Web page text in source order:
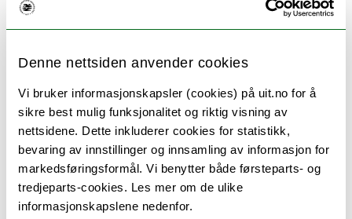
Denne nettsiden anvender cookies
Vi bruker informasjonskapsler (cookies) på uit.no for å
sikre best mulig funksjonalitet og riktig visning av
nettsidene. Dette inkluderer cookies for statistikk,
bevaring av innstillinger og innsamling av informasjon for
markedsføringsformål. Vi benytter både førsteparts- og
tredjeparts-cookies. Les mer om de ulike
informasjonskapslene nedenfor.
Norbye, Anja Margrete Davis
Førsteamanuensis i helsevitenskap
anja.davis.norbye@uit.no
MH2 U11.336
+4777644867
Forskningsinteresser:
- Helseangst
- Epidemiologi og folkehelse